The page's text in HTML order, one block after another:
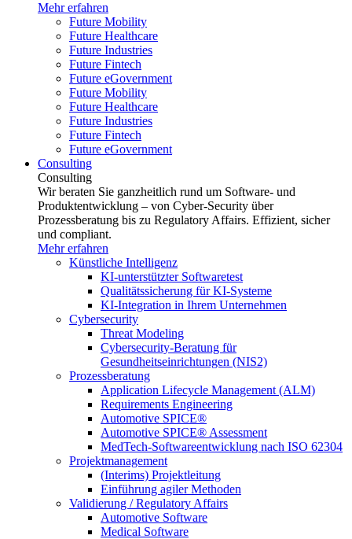
Mehr erfahren
Future Mobility
Future Healthcare
Future Industries
Future Fintech
Future eGovernment
Future Mobility
Future Healthcare
Future Industries
Future Fintech
Future eGovernment
Consulting
Consulting
Wir beraten Sie ganzheitlich rund um Software- und
Produktentwicklung – von Cyber-Security über
Prozessberatung bis zu Regulatory Affairs. Effizient, sicher
und compliant.
Mehr erfahren
Künstliche Intelligenz
KI-unterstützter Softwaretest
Qualitätssicherung für KI-Systeme
KI-Integration in Ihrem Unternehmen
Cybersecurity
Threat Modeling
Cybersecurity-Beratung für
Gesundheitseinrichtungen (NIS2)
Prozessberatung
Application Lifecycle Management (ALM)
Requirements Engineering
Automotive SPICE®
Automotive SPICE® Assessment
MedTech-Softwareentwicklung nach ISO 62304
Projektmanagement
(Interims) Projektleitung
Einführung agiler Methoden
Validierung / Regulatory Affairs
Automotive Software
Medical Software